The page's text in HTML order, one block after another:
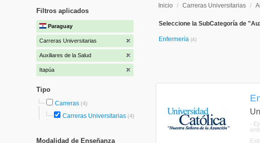
Filtros aplicados
Paraguay
Carreras Universitarias
Auxiliares de la Salud
Itapúa
Tipo
Carreras (4)
Carreras Universitarias (4)
Modalidad de Enseñanza
Inicio / Carreras Universitarias /
Seleccione la SubCategoría de
Enfermería (4)
-